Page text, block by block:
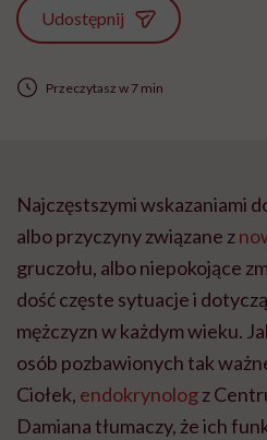
Udostępnij
Przeczytasz w 7 min
Najczęstszymi wskazaniami
albo przyczyny związane z
gruczołu, albo niepokojące
dość częste sytuacje i
mężczyzn w każdym wieku.
osób pozbawionych tak
Ciołek, endokrynologz
Damiana tłumaczy, że ich